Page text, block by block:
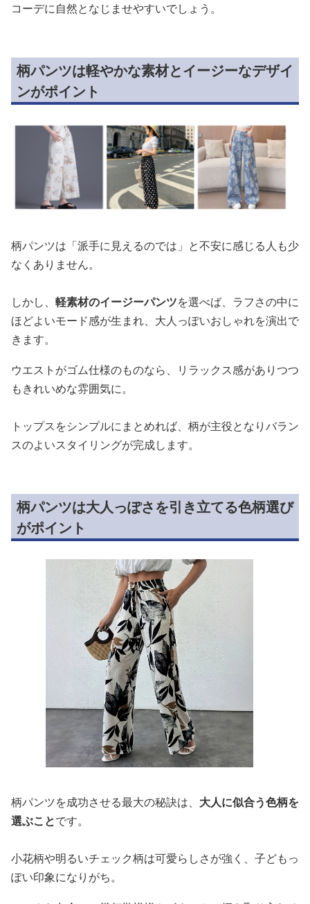
コーデに自然となじませやすいでしょう。
柄パンツは軽やかな素材とイージーなデザイ
ンがポイント
柄パンツは「派手に見えるのでは」と不安に感じる人も少
なくありません。
しかし、 軽素材のイージーパンツを選べば、ラフさの中に
ほどよいモード感が生まれ、大人っぽいおしゃれを演出で
きます。
ウエストがゴム仕様のものなら、リラックス感がありつつ
もきれいめな雰囲気に。
トップスをシンプルにまとめれば、柄が主役となりバラン
スのよいスタイリングが完成します。
柄パンツは大人っぽさを引き立てる色柄選び
がポイント
柄パンツを成功させる最大の秘訣は、 大人に似合う色柄を
選ぶことです。
小花柄や明るいチェック柄は可愛らしさが強く、子どもっ
ぽい印象になりがち。